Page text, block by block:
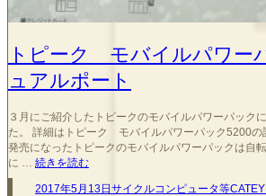
トピーク モバイルパワー
ュアルポート
３月にご紹介したトピークのモバイルパワーパック
た。 詳細はトピーク モバイルパワーパック5200の
発売になったトピークのモバイルパワーパックは自
に … 続きを読むト
ー
投
2017年5月13日 カ
サイクルコンピュータ等タ